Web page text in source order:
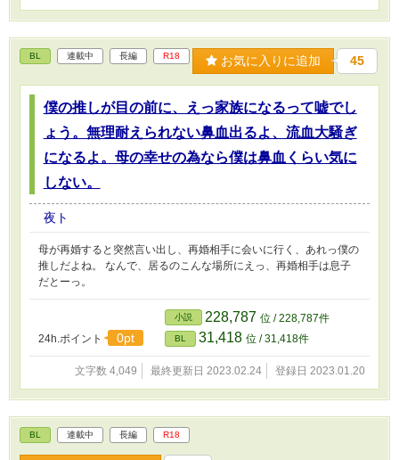
BL 連載中 長編 R18 お気に入りに追加 45
僕の推しが目の前に、えっ家族になるって嘘でし
ょう。無理耐えられない鼻血出るよ、流血大騒ぎ
になるよ。母の幸せの為なら僕は鼻血くらい気に
しない。
夜ト
母が再婚すると突然言い出し、再婚相手に会いに行く、あれっ僕の
推しだよね。 なんで、居るのこんな場所にえっ、再婚相手は息子
だとーっ。
24h.ポイント 0pt
小説 228,787 位 / 228,787件
BL 31,418 位 / 31,418件
文字数 4,049 最終更新日 2023.02.24 登録日 2023.01.20
BL 連載中 長編 R18